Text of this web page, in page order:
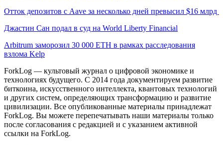
Отток депозитов с Aave за несколько дней превысил $16 млрд
Джастин Сан подал в суд на World Liberty Financial
Arbitrum заморозил 30 000 ETH в рамках расследования
взлома Kelp
ForkLog — культовый журнал о цифровой экономике и
технологиях будущего. С 2014 года документируем развитие
биткоина, искусственного интеллекта, квантовых технологий
и других систем, определяющих трансформацию и развитие
цивилизации. Все опубликованные материалы принадлежат
ForkLog. Вы можете перепечатывать наши материалы только
после согласования с редакцией и с указанием активной
ссылки на ForkLog.